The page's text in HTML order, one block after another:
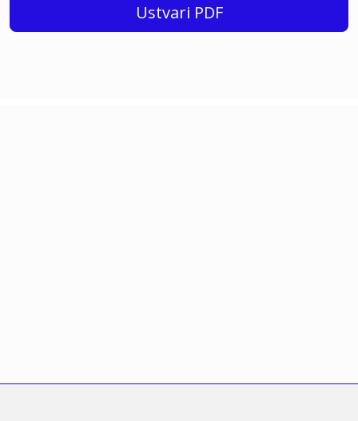
Ustvari PDF